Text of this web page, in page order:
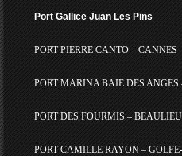
Port Gallice Juan Les Pins
PORT PIERRE CANTO – CANNES
PORT MARINA BAIE DES
PORT DES FOURMIS –
PORT CAMILLE RAYON –